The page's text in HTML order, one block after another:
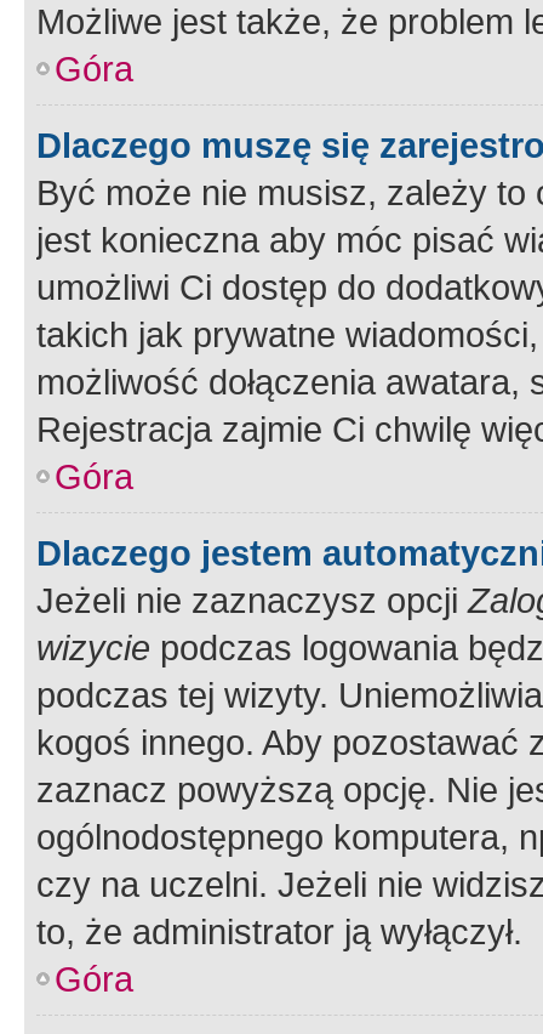
Możliwe jest także, że problem
Góra
Dlaczego muszę się
Być może nie musisz, zależy
jest konieczna aby móc pisać
umożliwi Ci dostęp do
takich jak prywatne
możliwość dołączenia
Rejestracja zajmie Ci chwilę
Góra
Dlaczego jestem
Jeżeli nie zaznaczysz opcji
wizycie podczas logowania
podczas tej wizyty.
kogoś innego. Aby pozostawać
zaznacz powyższą opcję. Nie
ogólnodostępnego komputera,
czy na uczelni. Jeżeli nie
to, że administrator ją wyłączył.
Góra